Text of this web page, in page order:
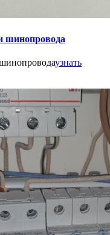
шинопровода
узнать